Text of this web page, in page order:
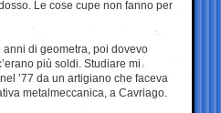
Le cose cupe non fanno per
di geometra, poi dovevo
più soldi. Studiare mi
’77 da un artigiano che faceva
metalmeccanica, a Cavriago.